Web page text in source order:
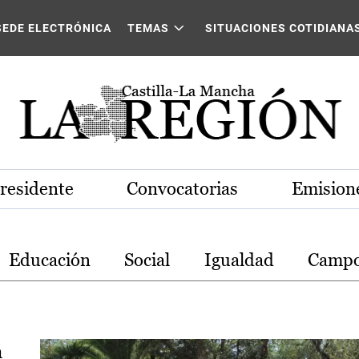
La Mancha
ELECTRÓNICA TEMAS SITUACIONES
Convocatorias
Educación Social Igualdad